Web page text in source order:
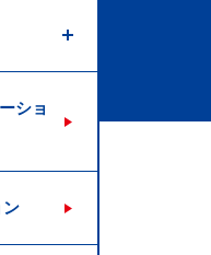
ショ
ン